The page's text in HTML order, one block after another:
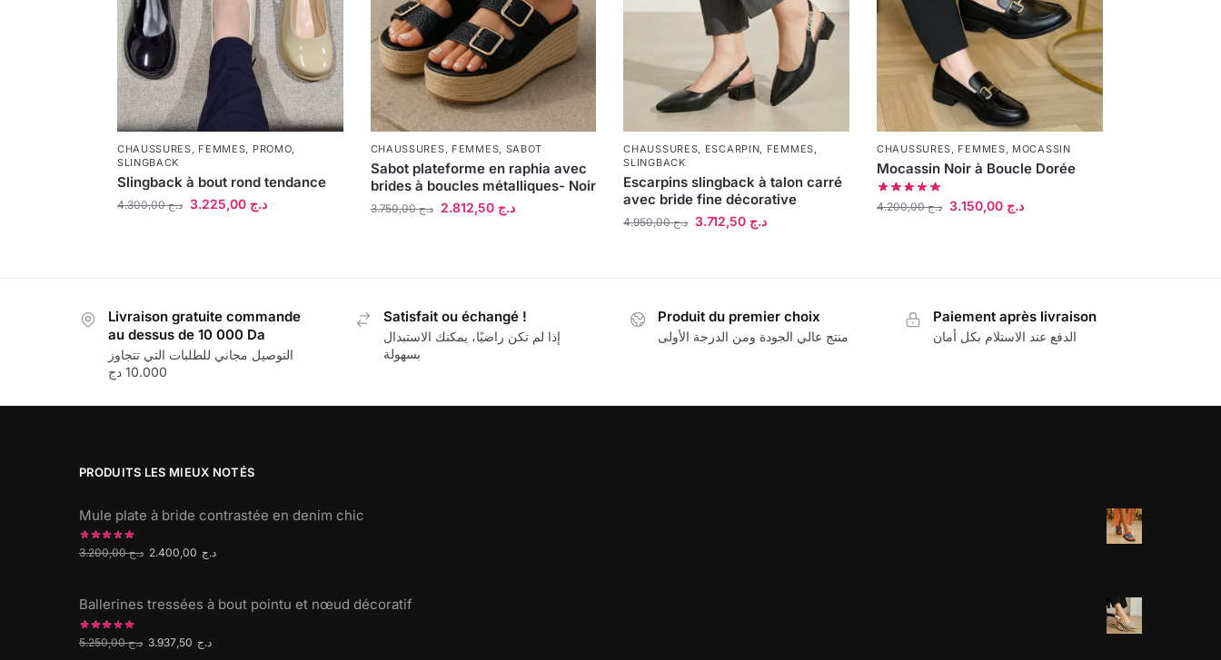
CHAUSSURES, FEMMES, PROMO,
SLINGBACK
Slingback à bout rond tendance
د.ج4.300,00 د.ج 3.225,00
CHAUSSURES, FEMMES, SABOT
Sabot plateforme en raphia avec
brides à boucles métalliques- Noir
د.ج3.750,00 د.ج 2.812,50
CHAUSSURES, ESCARPIN, FEMMES,
SLINGBACK
Escarpins slingback à talon carré
avec bride fine décorative
د.ج4.950,00 د.ج
CHAUSSURES, FEMMES, MOCASSIN
Mocassin Noir à Boucle Dorée
د.ج4.200,00 د.ج
Livraison gratuite commande
au dessus de 10 000 Da
التوصيل مجاني للطلبات التي تتجاوز
10.000 دج
Satisfait ou échangé !
إذا لم تكن راضيًا، يمكنك الاستبدال
بسهولة
Produit du premier choix
منتج عالي الجودة ومن الدرجة الأولى
Paiement après livraison
الدفع عند الاستلام بكل أمان
PRODUITS LES MIEUX NOTÉS
Mule plate à bride contrastée en denim chic
د.ج3.200,00 د.ج
Ballerines tressées à bout pointu et nœud décoratif
د.ج5.250,00 د.ج